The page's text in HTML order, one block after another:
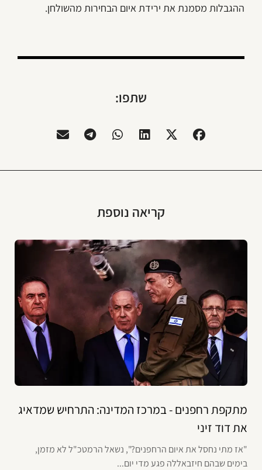
ההגבלות מסמנת את ירידת איום הבחירות מהשולחן.
שתפו:
קריאה נוספת
מתקפת רחפנים - במרכז המדינה: התרחיש שמדאיג
את דוד זיני
"אז מתי נחסל את איום הרחפנים?", נשאל הרמטכ"ל לא מזמן,
בימים שבהם חיזבאללה פגע מדי יום...